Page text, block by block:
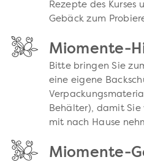
Rezepte des Kurses
Gebäck zum
Miomente-
Bitte bringen Sie
eine eigene
Behälter), damit Sie
mit nach Hause
Miomente-